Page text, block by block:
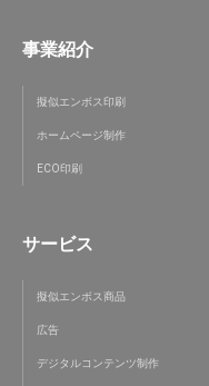
事業紹介
擬似エンボス印刷
ホームページ制作
ECO印刷
サービス
擬似エンボス商品
広告
デジタルコンテンツ制作